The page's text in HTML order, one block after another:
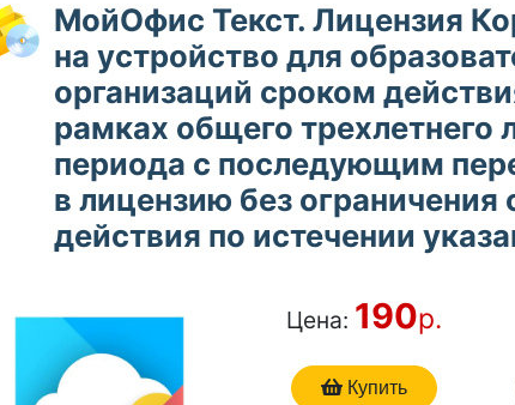
МойОфис Текст. Лицензия
на устройство для
организаций сроком
рамках общего трехлетнего
периода с последующим
в лицензию без ограничения
действия по истечении
Цена: 190р.
Купить